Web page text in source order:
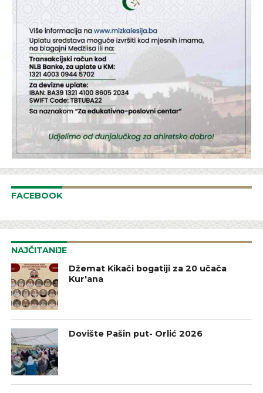
FACEBOOK
NAJČITANIJE
Džemat Kikači bogatiji za 20 učača
Kur'ana
Dovište Pašin put- Orlić 2026